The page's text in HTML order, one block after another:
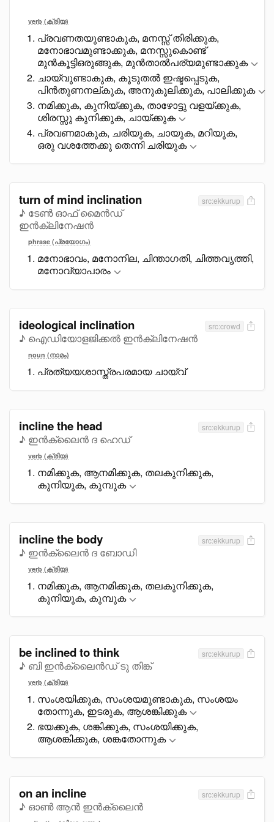
verb (ക്രിയ)
പ്രവണതയുണ്ടാകുക, മനസ്സ് തിരിക്കുക,
മനോഭാവമുണ്ടാക്കുക, മനസ്സുകൊണ്ട്
മുൻകൂട്ടിഒരുങ്ങുക, മുൻതാല്‍പര്യമുണ്ടാക്കുക
ചായ്വുണ്ടാകുക, കൂടുതൽ ഇഷ്ടപ്പെടുക,
പിൻതുണനല്കുക, അനുകൂലിക്കുക, പാലിക്കുക
നമിക്കുക, കുനിയ്ക്കുക, താഴോട്ടു വളയ്ക്കുക,
ശിരസ്സു കുനിക്കുക, ചായ്ക്കുക
പ്രവണമാകുക, ചരിയുക, ചായുക, മറിയുക,
ഒരു വശത്തേക്കു തെന്നി ചരിയുക
turn of mind inclination
♪ ടേൺ ഓഫ് മൈൻഡ്
ഇൻക്ലിനേഷൻ
src:ekkurup
phrase (പ്രയോഗം)
മനോഭാവം, മനോനില, ചിന്താഗതി, ചിത്തവൃത്തി,
മനോവ്യാപാരം
ideological inclination
♪ ഐഡിയോളജിക്കൽ ഇൻക്ലിനേഷൻ
src:crowd
noun (നാമം)
പ്രത്യയശാസ്ത്രപരമായ ചായ്വ്
incline the head
♪ ഇൻക്ലൈൻ ദ ഹെഡ്
src:ekkurup
verb (ക്രിയ)
നമിക്കുക, ആനമിക്കുക, തലകുനിക്കുക,
കുനിയുക, കുമ്പുക
incline the body
♪ ഇൻക്ലൈൻ ദ ബോഡി
src:ekkurup
verb (ക്രിയ)
നമിക്കുക, ആനമിക്കുക, തലകുനിക്കുക,
കുനിയുക, കുമ്പുക
be inclined to think
♪ ബി ഇൻക്ലൈൻഡ് ടു തിങ്ക്
src:ekkurup
verb (ക്രിയ)
സംശയിക്കുക, സംശയമുണ്ടാകുക, സംശയം
തോന്നുക, ഇടരുക, ആശങ്കിക്കുക
ഭയക്കുക, ശങ്കിക്കുക, സംശയിക്കുക,
ആശങ്കിക്കുക, ശങ്കതോന്നുക
on an incline
♪ ഓൺ ആൻ ഇൻക്ലൈൻ
src:ekkurup